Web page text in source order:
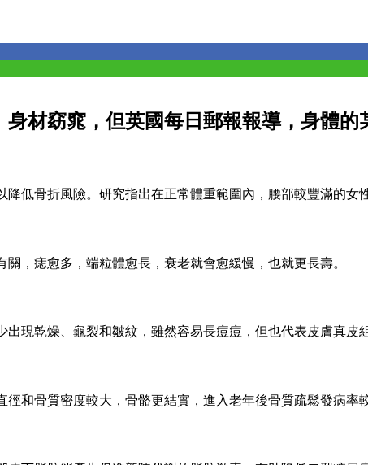
材窈窕，但英國每日郵報報導，身體的
低骨折風險。研究指出在正常體重範圍內，腰部較豐滿的女
，痣愈多，端粒體愈長，衰老就會愈緩慢，也就更長壽。
現乾燥、龜裂和皺紋，雖然容易長痘痘，但也代表皮膚真皮
和骨質密度較大，骨骼更結實，進入老年後骨質疏鬆發病率